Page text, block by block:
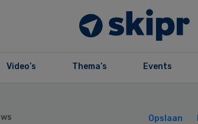
Video’s Thema’s Events
Opslaan